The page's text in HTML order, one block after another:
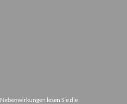
lesen Sie die